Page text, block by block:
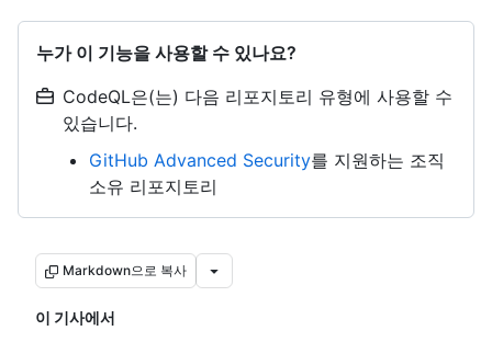
누가 이 기능을 사용할 수 있나요?
CodeQL은(는) 다음 리포지토리 유형에 사용할 수
있습니다.
GitHub Advanced Security를 지원하는 조직
소유 리포지토리
Markdown으로 복사
이 기사에서